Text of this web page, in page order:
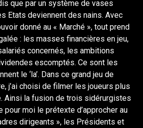
que par un système de vases
Etats deviennent des nains. Avec
donné au « Marché », tout prend
: les masses financières en jeu,
concernés, les ambitions
escomptés. Ce sont les
le ‘la’. Dans ce grand jeu de
j’ai choisi de filmer les joueurs plus
Ainsi la fusion de trois sidérurgistes
moi le prétexte d’approcher au
dirigeants », les Présidents et